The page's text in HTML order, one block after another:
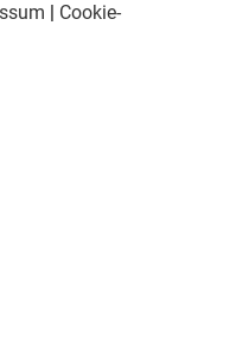
Cookie-